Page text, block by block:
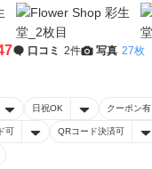
口コミ 2件 写真 27枚
日祝OK クーポン有
可 QRコード決済可